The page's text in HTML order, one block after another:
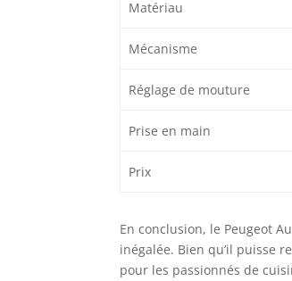
Matériau
Mécanisme
Réglage de mouture
Prise en main
Prix
En conclusion, le Peugeot
inégalée. Bien qu’il puisse
pour les passionnés de